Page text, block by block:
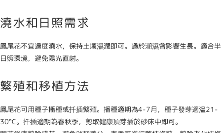
澆水和日照需求
鳳尾花不宜過度澆水，保持土壤濕潤即可。過於潮濕會影響生長。適合半
日照環境，避免陽光直射。
繁殖和移植方法
鳳尾花可用種子播種或扦插繁殖。播種適期為4-7月，種子發芽適溫21-
30°C。扦插適期為春秋季，剪取健康頂芽插於砂床中即可。